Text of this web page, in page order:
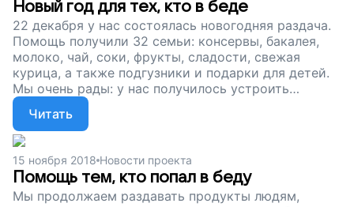
Новый год для тех, кто в беде
22 декабря у нас состоялась новогодняя раздача.
Помощь получили 32 семьи: консервы, бакалея,
молоко, чай, соки, фрукты, сладости, свежая
курица, а также подгузники и подарки для детей.
Мы очень рады: у нас получилось устроить
настоящий праздник для семей, которые
переживают непростые времена. И все благодаря
вашей помощи. Сейчас мы продолжаем собирать
деньги: Новый год пройдет, начнутся будни, нужно
будет на что-то жить в следующем месяце.
Поддержите наш проект!
Читать
15 ноября 2018 Новости проекта
Помощь тем, кто попал в беду
Мы продолжаем раздавать продукты людям,